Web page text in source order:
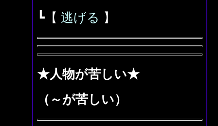
┗【 逃げる 】
★人物が苦しい★
（～が苦しい）